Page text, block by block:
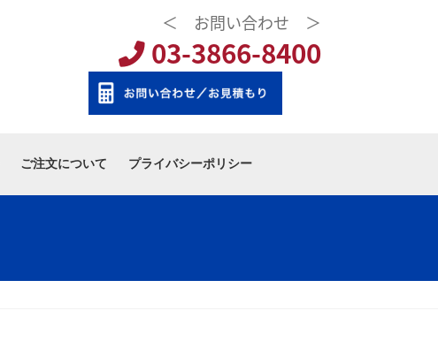
＜ お問い合わせ ＞
03-3866-8400
ご注文について プライバシーポリシー